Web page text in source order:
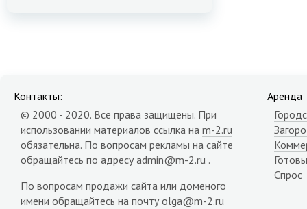
Контакты:
© 2000 - 2020. Все права защищены. При
использовании материалов ссылка на m-2.ru
обязательна. По вопросам рекламы на сайте
обращайтесь по адресу admin@m-2.ru .
По вопросам продажи сайта или доменого
имени обращайтесь на почту olga@m-2.ru
Аренда
Спрос